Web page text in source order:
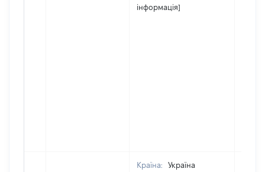
інформація]
Країна:
Україна